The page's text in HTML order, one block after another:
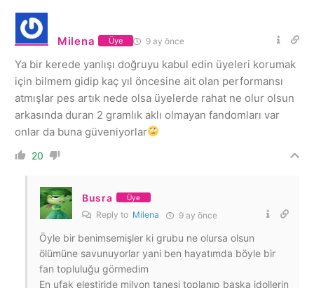
Milena Üye 9 ay önce
Ya bir kerede yanlışı doğruyu kabul edin üyeleri korumak
için bilmem gidip kaç yıl öncesine ait olan performansı
atmışlar pes artık nede olsa üyelerde rahat ne olur olsun
arkasında duran 2 gramlık aklı olmayan fandomları var
onlar da buna güveniyorlar
20
Busra Üye
Reply to Milena 9 ay önce
Öyle bir benimsemişler ki grubu ne olursa olsun
ölümüne savunuyorlar yani ben hayatımda böyle bir
fan topluluğu görmedim
En ufak eleştiride milyon tanesi toplanıp başka idollerin